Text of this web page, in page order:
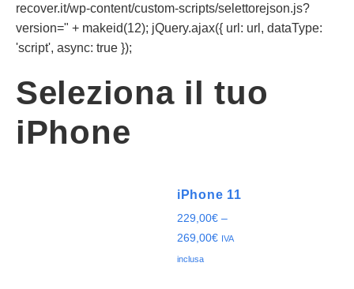
recover.it/wp-content/custom-scripts/selettorejson.js?
version=" + makeid(12); jQuery.ajax({ url: url, dataType:
'script', async: true });
Seleziona il tuo
iPhone
iPhone 11
229,00€ –
269,00€ IVA
inclusa